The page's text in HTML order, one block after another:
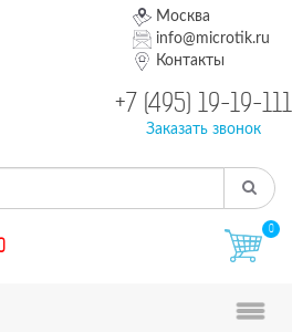
Москва
info@microtik.ru
Контакты
+7 (495) 19-19-111
Заказать звонок
0